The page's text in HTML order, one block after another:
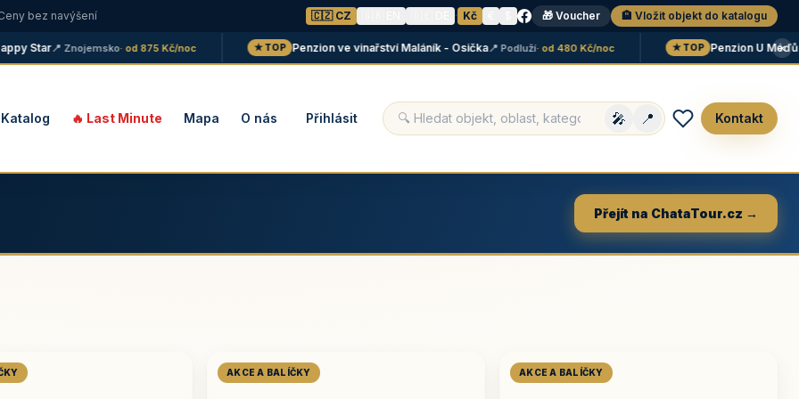
bez navýšení 🇨🇿 CZ · Kč 🎁 Voucher 🏨 Vložit objekt do katalogu
Star📍 Znojemsko· od 875 Kč/noc ★ TOP Penzion ve vinařství Maláník - Osička📍 Podluží· od 480 Kč/noc ★ TOP Penzion U Méďů📍×
Katalog 🔥 Last Minute Mapa O nás Přihlásit 🎤 📍 Kontakt
Přejít na ChataTour.cz →
AKCE A BALÍČKY AKCE A BALÍČKY